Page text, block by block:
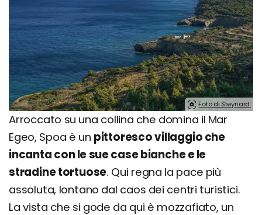
Foto di Steynard.
Arroccato su una collina che domina il Mar
Egeo, Spoa è un pittoresco villaggio che
incanta con le sue case bianche e le
stradine tortuose. Qui regna la pace più
assoluta, lontano dal caos dei centri turistici.
La vista che si gode da qui è mozzafiato, un